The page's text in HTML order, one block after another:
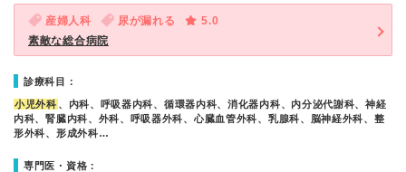
産婦人科 尿が漏れる
5.0
素敵な総合病院
診療科目：
小児外科 、内科、呼吸器内科、循環器内科、消化器内科、内分泌代謝科、神経
内科、腎臓内科、外科、呼吸器外科、心臓血管外科、乳腺科、脳神経外科、整
形外科、形成外科…
専門医・資格：